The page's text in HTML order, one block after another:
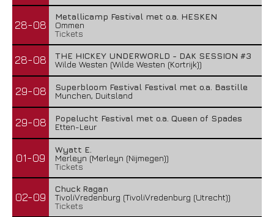
28-08
Metallicamp Festival met o.a. HESKEN
Ommen
Tickets
28-08
THE HICKEY UNDERWORLD - DAK SESSION #3
Wilde Westen (Wilde Westen (Kortrijk))
29-08
Superbloom Festival Festival met o.a. Bastille
Munchen, Duitsland
29-08
Popelucht Festival met o.a. Queen of Spades
Etten-Leur
01-09
Wyatt E.
Merleyn (Merleyn (Nijmegen))
Tickets
02-09
Chuck Ragan
TivoliVredenburg (TivoliVredenburg (Utrecht))
Tickets